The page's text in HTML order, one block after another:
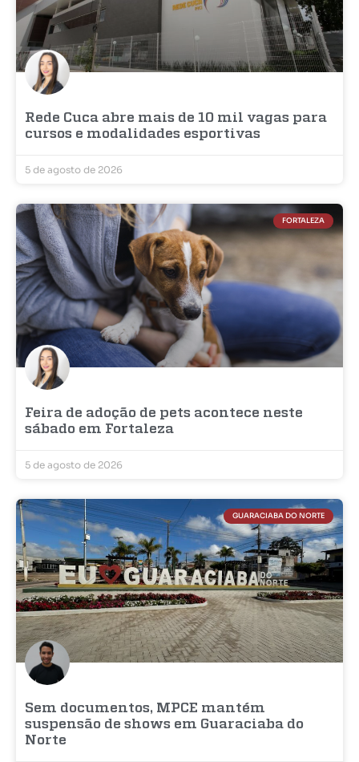
Rede Cuca abre mais de 10 mil vagas para
cursos e modalidades esportivas
5 de agosto de 2026
FORTALEZA
Feira de adoção de pets acontece neste
sábado em Fortaleza
5 de agosto de 2026
GUARACIABA DO NORTE
Sem documentos, MPCE mantém
suspensão de shows em Guaraciaba do
Norte